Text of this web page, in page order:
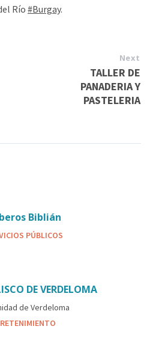
Río#Burgay.
Next
TALLER DE
PANADERIA Y
PASTELERIA
Biblián
PÚBLICOS
DE VERDELOMA
de Verdeloma